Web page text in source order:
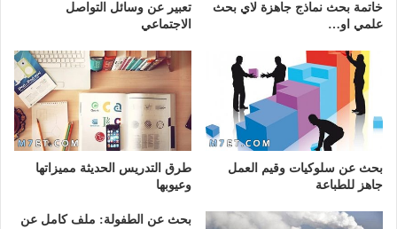
خاتمة بحث نماذج جاهزة لاي بحث
علمي او…
تعبير عن وسائل التواصل
الاجتماعي
بحث عن سلوكيات وقيم العمل
جاهز للطباعة
طرق التدريس الحديثة مميزاتها
وعيوبها
بحث عن الطفولة: ملف كامل عن